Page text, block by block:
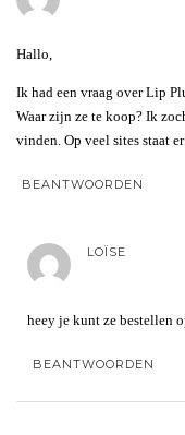
Hallo,
Ik had een vraag over Lip
Waar zijn ze te koop? Ik
vinden. Op veel sites staat
BEANTWOORDEN
LOÏSE
heey je kunt ze bestellen
BEANTWOORDEN